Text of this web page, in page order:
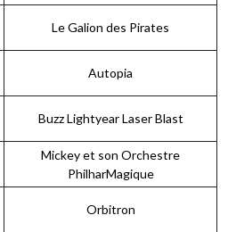
Le Galion des Pirates
Autopia
Buzz Lightyear Laser Blast
Mickey et son Orchestre
PhilharMagique
Orbitron